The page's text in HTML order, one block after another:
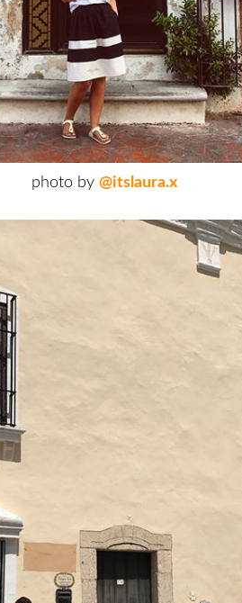
photo by @itslaura.x